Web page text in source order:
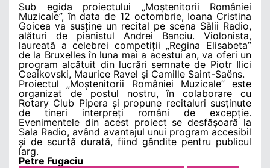
Sub egida proiectului „Moștenitorii României
Muzicale”, în data de 12 octombrie, Ioana Cristina
Goicea va susține un recital pe scena Sălii Radio,
alături de pianistul Andrei Banciu. Violonista,
laureată a celebrei competiții „Regina Elisabeta”
de la Bruxelles în luna mai a acestui an, va oferi un
program alcătuit din lucrări semnate de Piotr Ilici
Ceaikovski, Maurice Ravel şi Camille Saint-Saëns.
Proiectul „Moștenitorii României Muzicale” este
organizat de postul nostru, în colaborare cu
Rotary Club Pipera și propune recitaluri susținute
de tineri interpreți români de excepție.
Evenimentele din acest proiect se desfășoară la
Sala Radio, având avantajul unui program accesibil
și de scurtă durată, fiind gândite pentru publicul
larg.
Petre Fugaciu